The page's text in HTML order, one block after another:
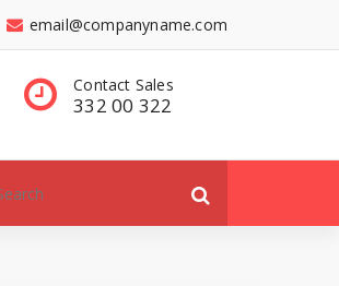
email@companyname.com
Have a questions?
contact@dummy